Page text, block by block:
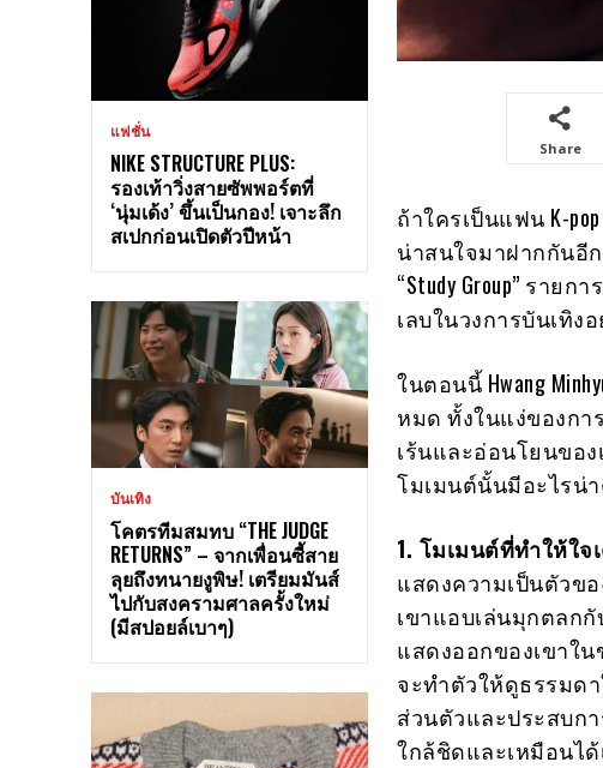
แฟชั่น
NIKE STRUCTURE PLUS:
รองเท้าวิ่งสายซัพพอร์ตที่
‘นุ่มเด้ง’ ขึ้นเป็นกอง! เจาะลึก
สเปกก่อนเปิดตัวปีหน้า
บันเทิง
โคตรทีมสมทบ “THE JUDGE
RETURNS” – จากเพื่อนซี้สาย
ลุยถึงทนายงูพิษ! เตรียมมันส์
ไปกับสงครามศาลครั้งใหม่
(มีสปอยล์เบาๆ)
Share
ถ้าใครเป็นแฟน K-
น่าสนใจมาฝากกันอี
“Study Group” รา
เลบในวงการบันเทิง
ในตอนนี้ Hwang
หมด ทั้งในแง่ของก
เร้นและอ่อนโยนขอ
โมเมนต์นั้นมีอะไรน่
1. โมเมนต์ที่ทำให้ใจ
แสดงความเป็นตัวข
เขาแอบเล่นมุกตลกกั
แสดงออกของเขาใ
จะทำตัวให้ดูธรรมด
ส่วนตัวและประสบก
ใกล้ชิดและเหมือนไ